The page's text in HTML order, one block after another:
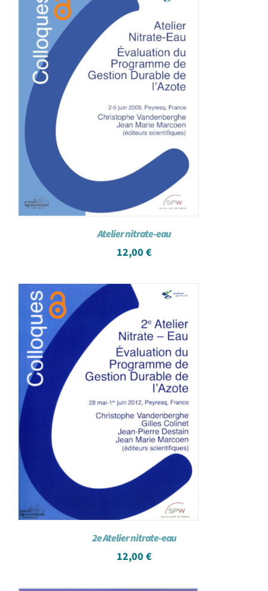
Achat en ligne
Panier WooCommerce
Atelier nitrate-eau
12,00 €
2e Atelier nitrate-eau
12,00 €